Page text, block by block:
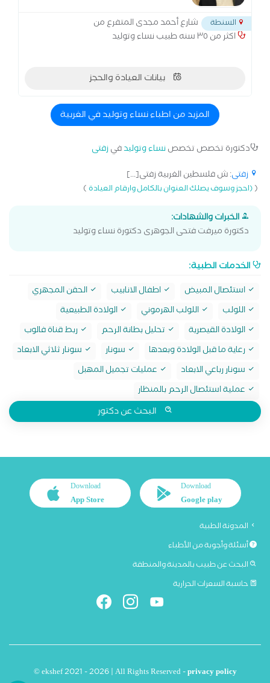
السنطة
شارع أحمد مجدى المتفرع من
اكثر من ٣٥ سنه طبيب نساء وتوليد
بيانات العيادة والحجز
المزيد من اطباء نساء وتوليد في الغربية
دكتورة تخصص تخصصنساء وتوليدفيزفتى
زفتى: ش فلسطين الغربية زفتى[...]
((احجز وسوف يصلك العنوان بالكامل وارقام العيادة)
الخبرات والشهادات:
دكتورة ميرفت فتحى الجوهرى دكتورة نساء وتوليد
الخدمات الطبية:
استئصال المبيض اطفال الانابيب
الحقن المجهري
اللولب
اللولب الهرموني
الولادة الطبيعية
الولادة القيصرية
تحليل بطانة الرحم
ربط قناة فالوب
رعاية ما قبل الولادة وبعدها
سونار
سونار ثلاثي الابعاد
سونار رباعي الابعاد
عمليات تجميل المهبل
عملية استئصال الرحم بالمنظار
البحث عن دكتور
Download
Google play
Download
App Store
المدونة الطبية
أسئلة وأجوبة من الأطباء
البحث عن طبيب بالمدينة والمنطقة
حاسبة السعرات الحرارية
© ekshef 2021 - 2026 | All Rights Reserved -privacy policy